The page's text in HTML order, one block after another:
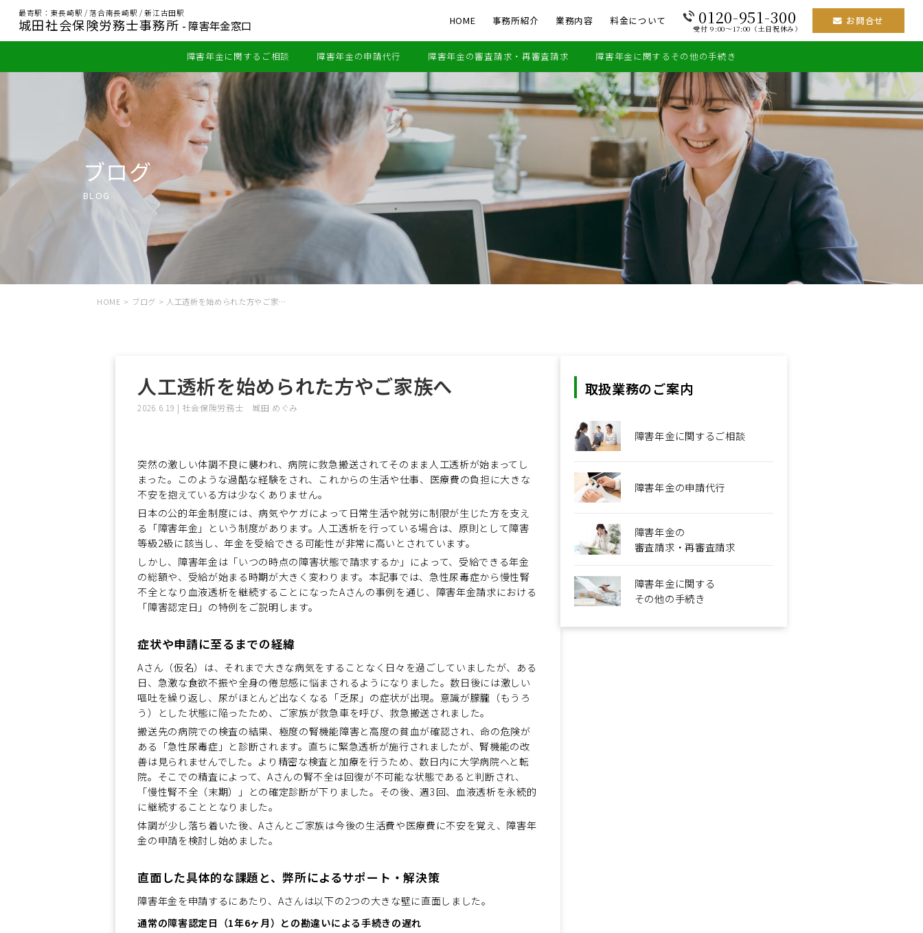
最寄駅：東長崎駅 / 落合南長崎駅 / 新江古田駅
城田社会保険労務士事務所 - 障害年金窓口 HOME 事務所紹介 業務内容 料金について 0120-951-300
受付 9:00～17:00（土日祝休み）
お問合せ
障害年金に関するご相談 障害年金の申請代行 障害年金の審査請求・再審査請求 障害年金に関するその他の手続き
ブログ
BLOG
HOME > ブログ > 人工透析を始められた方やご家…
人工透析を始められた方やご家族へ
2026.6.19 | 社会保険労務士 城田 めぐみ
突然の激しい体調不良に襲われ、病院に救急搬送されてそのまま人工透析が始まってし
まった――。このような過酷な経験をされ、これからの生活や仕事、医療費の負担に大きな
不安を抱えている方は少なくありません。
日本の公的年金制度には、病気やケガによって日常生活や就労に制限が生じた方を支え
る「障害年金」という制度があります。人工透析を行っている場合は、原則として障害
等級2級に該当し、年金を受給できる可能性が非常に高いとされています。
しかし、障害年金は「いつの時点の障害状態で請求するか」によって、受給できる年金
の総額や、受給が始まる時期が大きく変わります。本記事では、急性尿毒症から慢性腎
不全となり血液透析を継続することになったAさんの事例を通じ、障害年金請求における
「障害認定日」の特例をご説明します。
症状や申請に至るまでの経緯
Aさん（仮名）は、それまで大きな病気をすることなく日々を過ごしていましたが、ある
日、急激な食欲不振や全身の倦怠感に悩まされるようになりました。数日後には激しい
嘔吐を繰り返し、尿がほとんど出なくなる「乏尿」の症状が出現。意識が朦朧（もうろ
う）とした状態に陥ったため、ご家族が救急車を呼び、救急搬送されました。
搬送先の病院での検査の結果、極度の腎機能障害と高度の貧血が確認され、命の危険が
ある「急性尿毒症」と診断されます。直ちに緊急透析が施行されましたが、腎機能の改
善は見られませんでした。より精密な検査と加療を行うため、数日内に大学病院へと転
院。そこでの精査によって、Aさんの腎不全は回復が不可能な状態であると判断され、
「慢性腎不全（末期）」との確定診断が下りました。その後、週3回、血液透析を永続的
に継続することとなりました。
体調が少し落ち着いた後、Aさんとご家族は今後の生活費や医療費に不安を覚え、障害年
金の申請を検討し始めました。
直面した具体的な課題と、弊所によるサポート・解決策
障害年金を申請するにあたり、Aさんは以下の2つの大きな壁に直面しました。
通常の障害認定日（1年6ヶ月）との勘違いによる手続きの遅れ
取扱業務のご案内
障害年金に関するご相談
障害年金の申請代行
障害年金の
審査請求・再審査請求
障害年金に関する
その他の手続き